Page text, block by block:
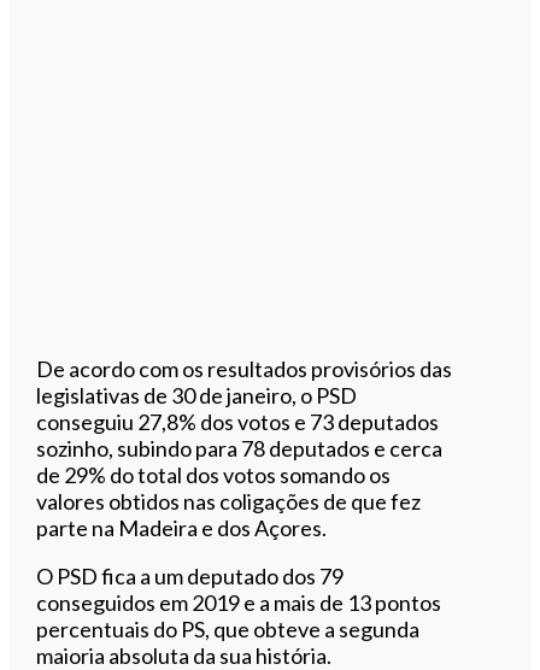
De acordo com os resultados provisórios das
legislativas de 30 de janeiro, o PSD
conseguiu 27,8% dos votos e 73 deputados
sozinho, subindo para 78 deputados e cerca
de 29% do total dos votos somando os
valores obtidos nas coligações de que fez
parte na Madeira e dos Açores.
O PSD fica a um deputado dos 79
conseguidos em 2019 e a mais de 13 pontos
percentuais do PS, que obteve a segunda
maioria absoluta da sua história.